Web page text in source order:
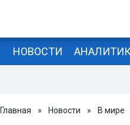
НОВОСТИ
Главная » Новости » В мире